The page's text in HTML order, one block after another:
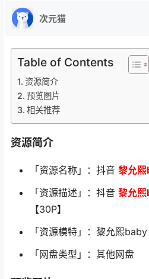
次元猫
Table of Contents
资源简介
预览图片
相关推荐
资源简介
「资源名称」：抖音 黎允
「资源描述」：抖音 黎允
【30P】
「资源模特」：黎允熙baby
「网盘类型」：其他网盘